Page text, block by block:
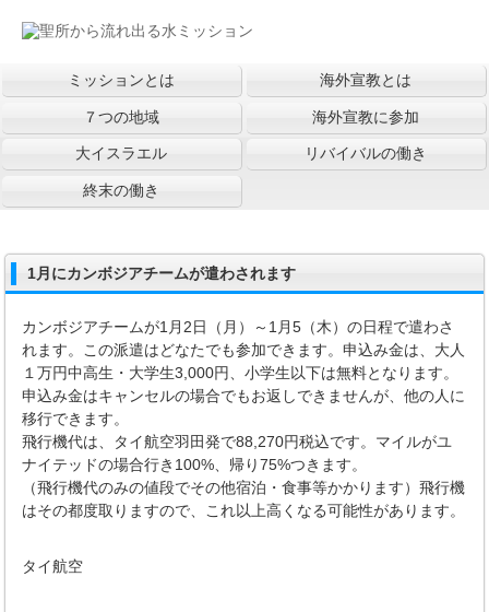
ミッションとは 海外宣教とは
７つの地域 海外宣教に参加
大イスラエル リバイバルの働き
終末の働き
1月にカンボジアチームが遣わされます
カンボジアチームが1月2日（月）～1月5（木）の日程で遣わさ
れます。この派遣はどなたでも参加できます。申込み金は、大人
１万円中高生・大学生3,000円、小学生以下は無料となります。
申込み金はキャンセルの場合でもお返しできませんが、他の人に
移行できます。
飛行機代は、タイ航空羽田発で88,270円税込です。マイルがユ
ナイテッドの場合行き100%、帰り75%つきます。
（飛行機代のみの値段でその他宿泊・食事等かかります）飛行機
はその都度取りますので、これ以上高くなる可能性があります。
タイ航空